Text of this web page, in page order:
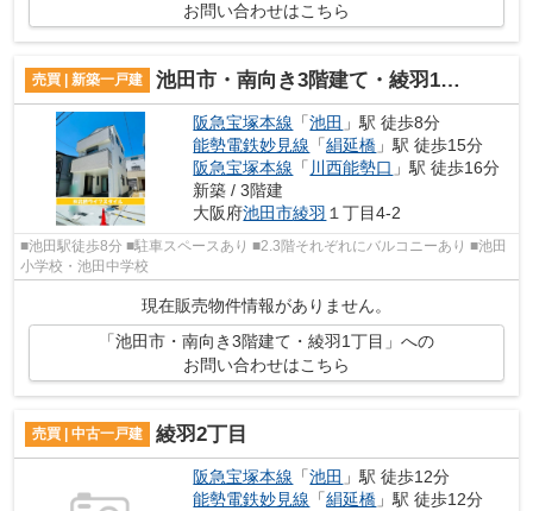
お問い合わせはこちら
売買 | 新築一戸建 池田市・南向き3階建て・綾羽1丁目
阪急宝塚本線 「池田 」駅 徒歩8分
能勢電鉄妙見線 「絹延橋 」駅 徒歩15分
阪急宝塚本線 「 川西能勢口 」駅 徒歩16分
新築 / 3階建
大阪府池田市綾羽 １丁目4-2
■池田駅徒歩8分 ■駐車スペースあり ■2.3階それぞれにバルコニーあり ■池田
小学校・池田中学校
現在販売物件情報がありません。
「池田市・南向き3階建て・綾羽1丁目」への
お問い合わせはこちら
売買 | 中古一戸建 綾羽2丁目
阪急宝塚本線 「池田 」駅 徒歩12分
能勢電鉄妙見線 「絹延橋 」駅 徒歩12分